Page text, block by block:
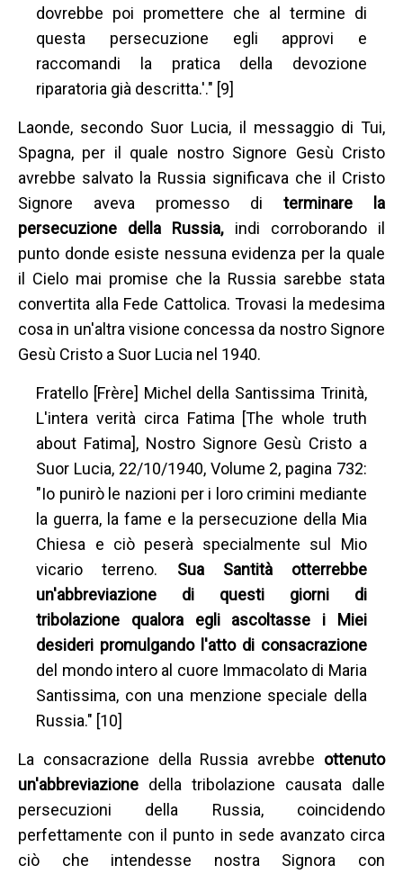
dovrebbe poi promettere che al termine di
questa persecuzione egli approvi e
raccomandi la pratica della devozione
riparatoria già descritta.'." [9]
Laonde, secondo Suor Lucia, il messaggio di Tui,
Spagna, per il quale nostro Signore Gesù Cristo
avrebbe salvato la Russia significava che il Cristo
Signore aveva promesso di terminare la
persecuzione della Russia, indi corroborando il
punto donde esiste nessuna evidenza per la quale
il Cielo mai promise che la Russia sarebbe stata
convertita alla Fede Cattolica. Trovasi la medesima
cosa in un'altra visione concessa da nostro Signore
Gesù Cristo a Suor Lucia nel 1940.
Fratello [Frère] Michel della Santissima Trinità,
L'intera verità circa Fatima [The whole truth
about Fatima], Nostro Signore Gesù Cristo a
Suor Lucia, 22/10/1940, Volume 2, pagina 732:
"Io punirò le nazioni per i loro crimini mediante
la guerra, la fame e la persecuzione della Mia
Chiesa e ciò peserà specialmente sul Mio
vicario terreno. Sua Santità otterrebbe
un'abbreviazione di questi giorni di
tribolazione qualora egli ascoltasse i Miei
desideri promulgando l'atto di consacrazione
del mondo intero al cuore Immacolato di Maria
Santissima, con una menzione speciale della
Russia." [10]
La consacrazione della Russia avrebbe ottenuto
un'abbreviazione della tribolazione causata dalle
persecuzioni della Russia, coincidendo
perfettamente con il punto in sede avanzato circa
ciò che intendesse nostra Signora con